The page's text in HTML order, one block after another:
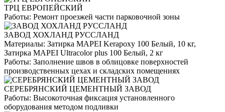
ТРЦ ЕВРОПЕЙСКИЙ
Работы: Ремонт проезжей части парковочной зоны
ЗАВОД ХОХЛАНД РУССЛАНД
Материалы: Затирка MAPEI Kerapoxy 100 Белый, 10 кг,
Затирка MAPEI Ultracolor plus 100 Белый, 2 кг
Работы: Заполнение швов в облицовке поверхностей
производственных цехах и складских помещениях
СЕРЕБРЯНСКИЙ ЦЕМЕНТНЫЙ ЗАВОД
Работы: Высокоточная фиксация установленного
оборудования методом подливки